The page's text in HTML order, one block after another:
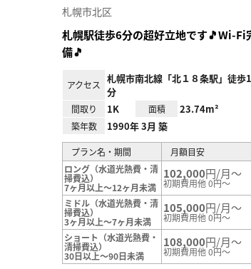
札幌市北区
札幌駅徒歩6分の超好立地です🎵Wi-Fi
備🎵
アクセス
札幌市南北線「北１８条駅」徒歩
分
間取り 1K 面積 23.74m²
築年数 1990年 3月 築
プラン名・期間
月額目安
ロング（水道光熱費・清
掃費込）
7ヶ月以上～12ヶ月未満
102,000円/月～
初期費用他 0円～
ミドル（水道光熱費・清
掃費込）
3ヶ月以上～7ヶ月未満
105,000円/月～
初期費用他 0円～
ショート（水道光熱費・
清掃費込）
30日以上～90日未満
108,000円/月～
初期費用他 0円～